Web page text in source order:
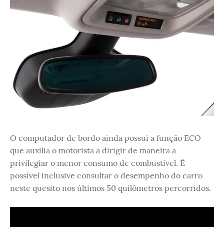
O computador de bordo ainda possui a função ECO
que auxilia o motorista a dirigir de maneira a
privilegiar o menor consumo de combustível. É
possível inclusive consultar o desempenho do carro
neste quesito nos últimos 50 quilômetros percorridos.